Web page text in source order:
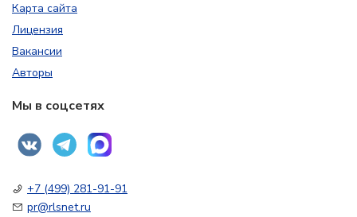
Карта сайта
Лицензия
Вакансии
Авторы
Мы в соцсетях
+7 (499) 281-91-91
pr@rlsnet.ru